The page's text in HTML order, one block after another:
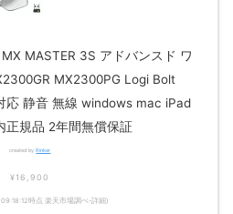
MASTER 3S アドバンスド ワ
MX2300PG Logi Bolt
応 静音 無線 windows mac iPad
正規品 2年間無償保証
created byRinker
¥16,900
時点 楽天市場調べ-詳細)